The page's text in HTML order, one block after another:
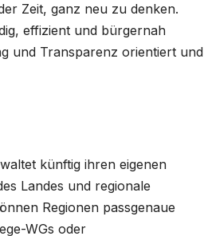
Zeit, ganz neu zu denken.
effizient und bürgernah
und Transparenz orientiert und
künftig ihren eigenen
Landes und regionale
Regionen passgenaue
WGs oder